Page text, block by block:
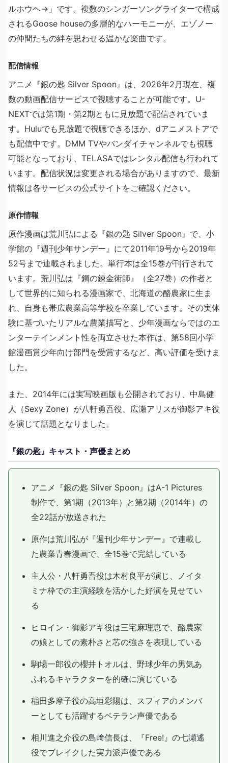
ルホウヘ→」です。複数のシンガーソングライターで構成
されるGoose houseの多層的なハーモニーが、エゾノー
の仲間たちの絆を思わせる温かな楽曲です。
配信情報
アニメ『銀の匙 Silver Spoon』は、2026年2月現在、複
数の動画配信サービスで視聴することが可能です。U-
NEXTでは第1期・第2期ともに見放題で配信されていま
す。Huluでも見放題で視聴できるほか、dアニメストアで
も配信中です。DMM TVやバンダイチャンネルでも視聴
可能となっており、TELASAではレンタル配信も行われて
います。配信状況は変更される場合がありますので、最新
情報は各サービスの公式サイトをご確認ください。
原作情報
原作漫画は荒川弘による『銀の匙 Silver Spoon』で、小
学館の『週刊少年サンデー』にて2011年19号から2019年
52号まで連載されました。単行本は全15巻が刊行されて
います。荒川弘は『鋼の錬金術師』（全27巻）の作者と
して世界的に知られる漫画家で、北海道の酪農家に生ま
れ、自身も帯広農業高等学校を卒業しています。その実体
験に基づいたリアルな農業描写と、少年漫画ならではのエ
ンターテインメント性を両立させた本作は、第58回小学
館漫画賞少年向け部門を受賞するなど、高い評価を受けま
した。
また、2014年には実写映画版も公開されており、中島健
人（Sexy Zone）が八軒勇吾役、広瀬アリスが御影アキ役
を演じて話題となりました。
『銀の匙』キャスト・声優まとめ
アニメ『銀の匙 Silver Spoon』はA-1 Pictures
制作で、第1期（2013年）と第2期（2014年）の
全22話が放送された
原作は荒川弘が『週刊少年サンデー』で連載し
た農業青春漫画で、全15巻で完結している
主人公・八軒勇吾役は木村良平が演じ、ノイタ
ミナ枠での主演経験を活かした好演を見せてい
る
ヒロイン・御影アキ役は三宅麻理恵で、酪農家
の娘としての素朴さと芯の強さを表現している
駒場一郎役の櫻井トオルは、野球少年の男気あ
ふれるキャラクターを的確に演じている
稲田多摩子役の高垣彩陽は、スフィアのメンバ
ーとしても活躍するベテラン声優である
相川進之介役の島﨑信長は、『Free!』の七瀬遙
役でブレイクした実力派声優である